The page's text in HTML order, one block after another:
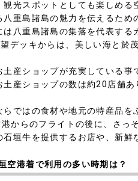
観光スポットとしても楽しめる
八重島諸島の魅力を伝えるた
は八重島諸島の集落を代表す
デッキからは、美しい海と於
土産ショップが充実している
土産ショップの数は約20店舗
らではの食材や地元の特産品
からのフライトの後に、さっ
石垣牛を提供するお店や、新
空港着で利用の多い時期は？